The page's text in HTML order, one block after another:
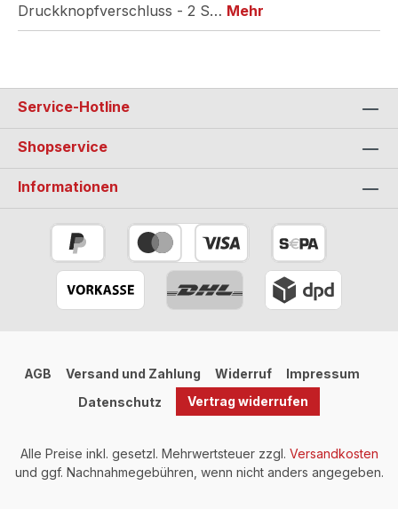
Druckknopfverschluss - 2 S… Mehr
Service-Hotline
Shopservice
Informationen
AGB Versand und Zahlung Widerruf
Impressum
Datenschutz
Vertrag widerrufen
Alle Preise inkl. gesetzl. Mehrwertsteuer zzgl. Versandkosten
und ggf. Nachnahmegebühren, wenn nicht anders angegeben.